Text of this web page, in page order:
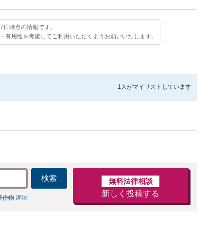
時点の情報です。
有用性を考慮してご利用いただくようお願いいたします。
1人がマイリストしています
検索
作物 違法
無料法律相談
新しく投稿する